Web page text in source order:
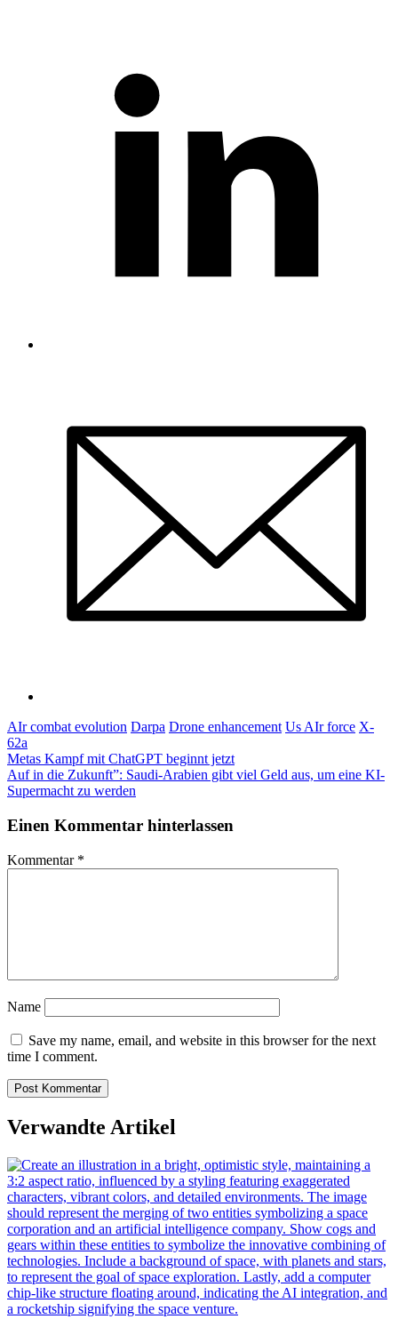
AIr combat evolution Darpa Drone enhancement Us AIr force X-
62a
Post
navigation
Metas Kampf mit ChatGPT beginnt jetzt
Auf in die Zukunft”: Saudi-Arabien gibt viel Geld aus, um eine KI-
Supermacht zu werden
Einen Kommentar hinterlassen
Kommentar *
Name
Save my name, email, and website in this browser for the next
time I comment.
Verwandte Artikel